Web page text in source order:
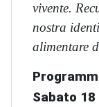
vivente.
nostra
alimentare
Sabato